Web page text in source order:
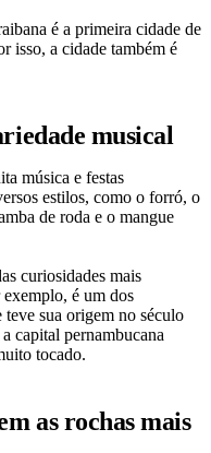
é a primeira cidade de
isso, a cidade também é
musical
música e festas
estilos, como o forró, o
de roda e o mangue
curiosidades mais
é um dos
sua origem no século
capital pernambucana
tocado.
as rochas mais